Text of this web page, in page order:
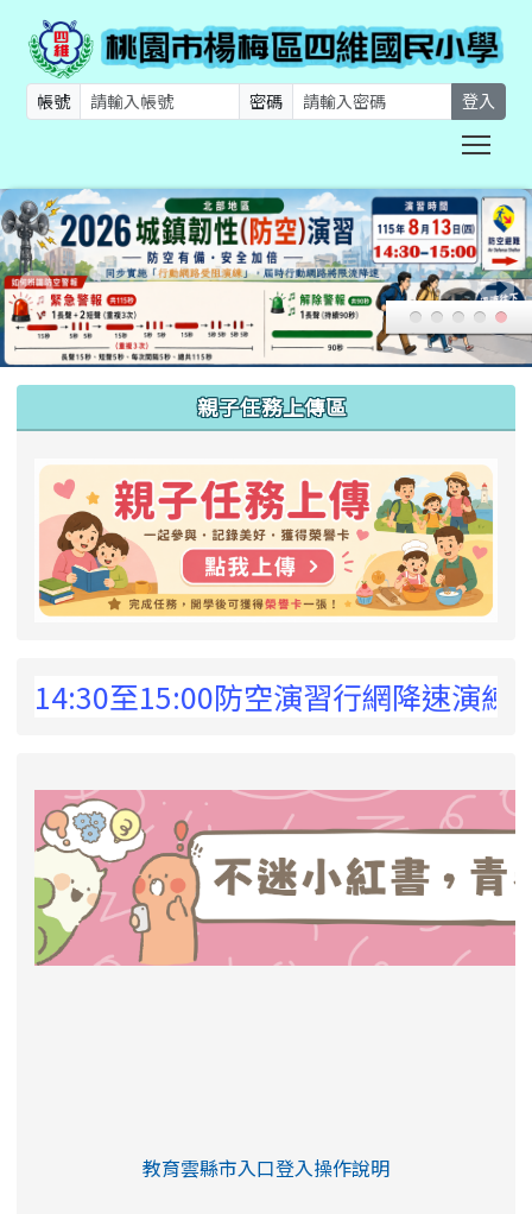
帳號 密碼 登入
親子任務上傳區
15:00防空演習行網降速演練，請預
link to https://eliteracy.edu.tw/Shorts/
教育雲縣市入口登入操作說明